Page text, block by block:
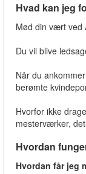
Hvad kan jeg
Mød din vært ved
Du vil blive
Når du
berømte
Hvorfor ikke
mesterværker,
Hvordan
Hvordan får jeg